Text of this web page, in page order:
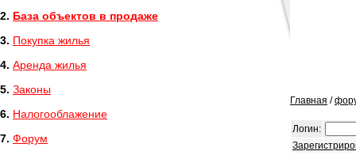
2. База объектов в продаже
3. Покупка жилья
4. Аренда жилья
5. Законы
6. Налогооблажение
7. Форум
Главная /
Логин: